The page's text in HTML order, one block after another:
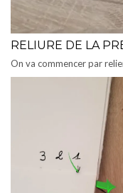
RELIURE DE LA
On va commencer par